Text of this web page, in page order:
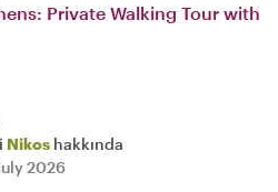
Private Walking Tour with
Nikos hakkında
2026